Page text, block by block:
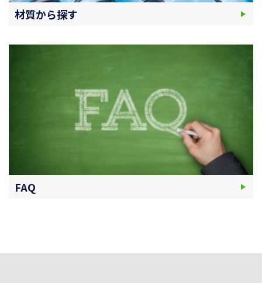
材質から探す
FAQ